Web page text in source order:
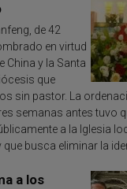
de 42
en virtud
China y la Santa
que
sin pastor. La
semanas antes tuvo
a la Iglesia
busca eliminar la
a los